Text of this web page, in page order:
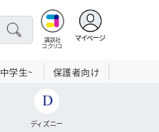
講談社
コクリコ
マイページ
中学生~ 保護者向け
ディズニー